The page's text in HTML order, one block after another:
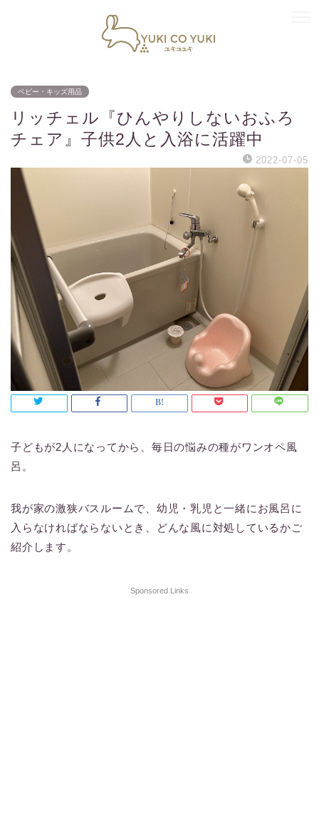
ベビー・キッズ用品
リッチェル『ひんやりしないおふろ
チェア』子供2人と入浴に活躍中
2022-07-05
子どもが2人になってから、毎日の悩みの種がワンオペ風
呂。
我が家の激狭バスルームで、幼児・乳児と一緒にお風呂に
入らなければならないとき、どんな風に対処しているかご
紹介します。
Sponsored Links